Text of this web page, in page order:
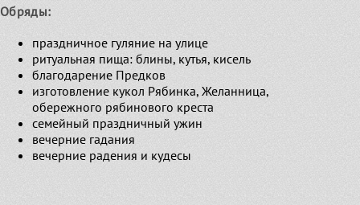
Обряды:
праздничное гуляние на улице
ритуальная пища: блины, кутья, кисель
благодарение Предков
изготовление кукол Рябинка, Желанница,
обережного рябинового креста
семейный праздничный ужин
вечерние гадания
вечерние радения и кудесы